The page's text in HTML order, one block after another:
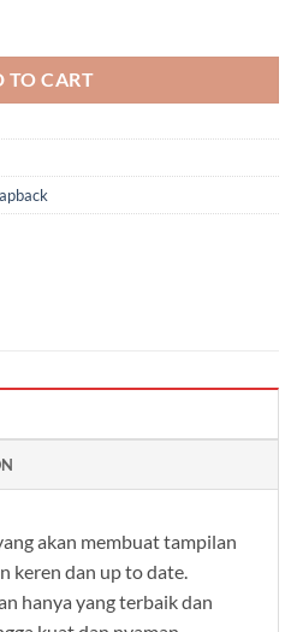
TO CART
akan membuat tampilan
keren dan up to date.
hanya yang terbaik dan